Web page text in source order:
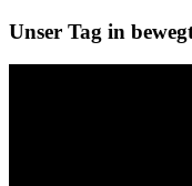
Unser Tag in